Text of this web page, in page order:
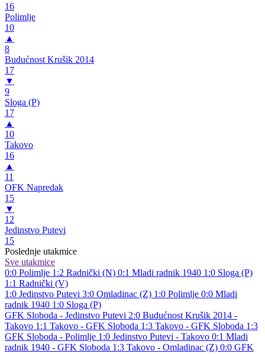
16
Polimlje
10
▲
8
Budućnost Krušik 2014
17
▼
9
Sloga (P)
17
▲
10
Takovo
16
▲
11
OFK Napredak
15
▼
12
Jedinstvo Putevi
15
Poslednje utakmice
Sve utakmice
0:0 Polimlje 1:2 Radnički (N) 0:1 Mladi radnik 1940 1:0 Sloga (P)
1:1 Radnički (V)
1:0 Jedinstvo Putevi 3:0 Omladinac (Z) 1:0 Polimlje 0:0 Mladi
radnik 1940 1:0 Sloga (P)
GFK Sloboda - Jedinstvo Putevi 2:0 Budućnost Krušik 2014 -
Takovo 1:1 Takovo - GFK Sloboda 1:3 Takovo - GFK Sloboda 1:3
GFK Sloboda - Polimlje 1:0 Jedinstvo Putevi - Takovo 0:1 Mladi
radnik 1940 - GFK Sloboda 1:3 Takovo - Omladinac (Z) 0:0 GFK